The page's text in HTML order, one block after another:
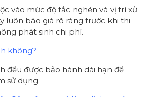
vào mức độ tắc nghẽn và vị trí xử
luôn báo giá rõ ràng trước khi thi
phát sinh chi phí.
không?
đều được bảo hành dài hạn để
sử dụng.